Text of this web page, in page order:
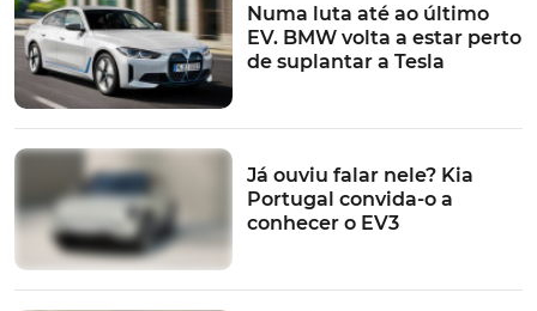
Numa luta até ao último
EV. BMW volta a estar perto
de suplantar a Tesla
Já ouviu falar nele? Kia
Portugal convida-o a
conhecer o EV3